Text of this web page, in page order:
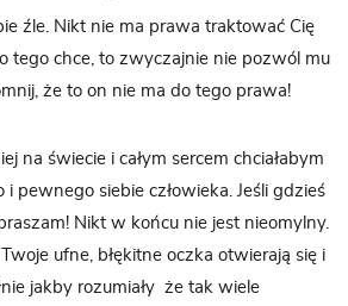
źle. Nikt nie ma prawa traktować Cię
tego chce, to zwyczajnie nie pozwól mu
że to on nie ma do tego prawa!
na świecie i całym sercem chciałabym
i pewnego siebie człowieka. Jeśli gdzieś
Nikt w końcu nie jest nieomylny.
ufne, błękitne oczka otwierają się i
jakby rozumiały że tak wiele